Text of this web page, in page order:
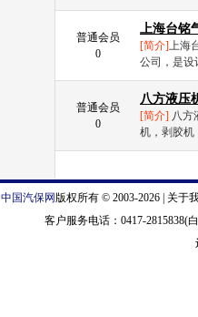
普通会员
0
上海台铭
[简介]上海
公司，是设
普通会员
0
八方液压
[简介] 八方
机，剥胶
中国汽保网版权所有 © 2003-2026 | 关于
客户服务电话：0417-